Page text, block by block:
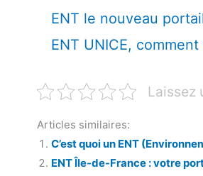
ENT le nouveau
ENT UNICE,
Laissez
Articles similaires:
C’est quoi un ENT
ENT Île-de-France : votre